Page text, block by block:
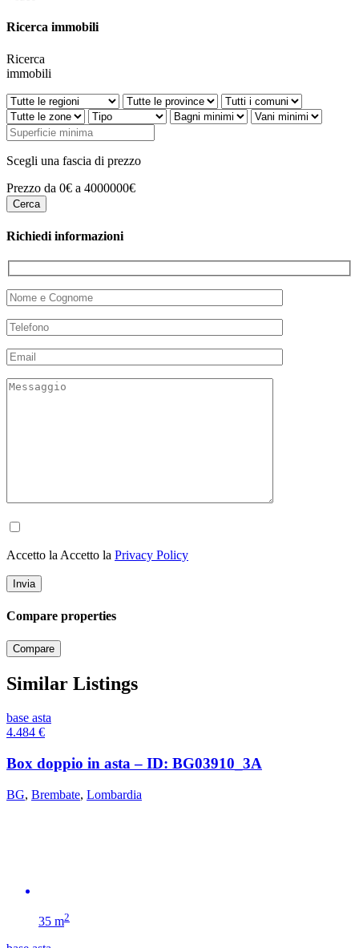
Ricerca immobili
Ricerca
immobili
Scegli una fascia di prezzo
Prezzo da 0€ a 4000000€
Richiedi informazioni
Accetto la Accetto la Privacy Policy
Compare properties
Compare
Similar Listings
base asta
4.484 €
Box doppio in asta – ID: BG03910_3A
BG, Brembate, Lombardia
35 m2